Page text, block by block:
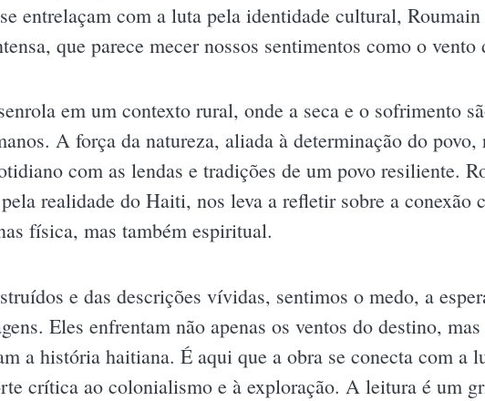
entrelaçam com a luta pela identidade cultural,
que parece mecer nossos sentimentos como o
em um contexto rural, onde a seca e o sofrimento
A força da natureza, aliada à determinação do povo,
com as lendas e tradições de um povo resiliente.
realidade do Haiti, nos leva a refletir sobre a conexão
física, mas também espiritual.
e das descrições vívidas, sentimos o medo, a
Eles enfrentam não apenas os ventos do destino,
a história haitiana. É aqui que a obra se conecta com a
crítica ao colonialismo e à exploração. A leitura é um